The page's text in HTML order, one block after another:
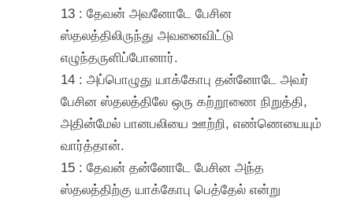
13 : தேவன் அவனோடே பேசின
ஸ்தலத்திலிருந்து அவனைவிட்டு
எழுந்தருளிப்போனார்.
14 : அப்பொழுது யாக்கோபு தன்னோடே அவர்
பேசின ஸ்தலத்திலே ஒரு கற்றூணை நிறுத்தி,
அதின்மேல் பானபலியை ஊற்றி, எண்ணெயையும்
வார்த்தான்.
15 : தேவன் தன்னோடே பேசின அந்த
ஸ்தலத்திற்கு யாக்கோபு பெத்தேல் என்று